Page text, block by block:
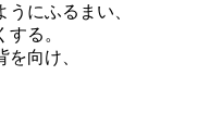
にふるまい、
る。
向け、